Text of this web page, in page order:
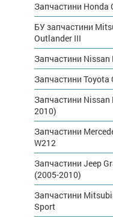
Запчастини Honda
БУ запчастини
Outlander III
Запчастини Nissan
Запчастини Toyota
Запчастини
2010)
Запчастини
W212
Запчастини Jeep
(2005-2010)
Запчастини
Sport